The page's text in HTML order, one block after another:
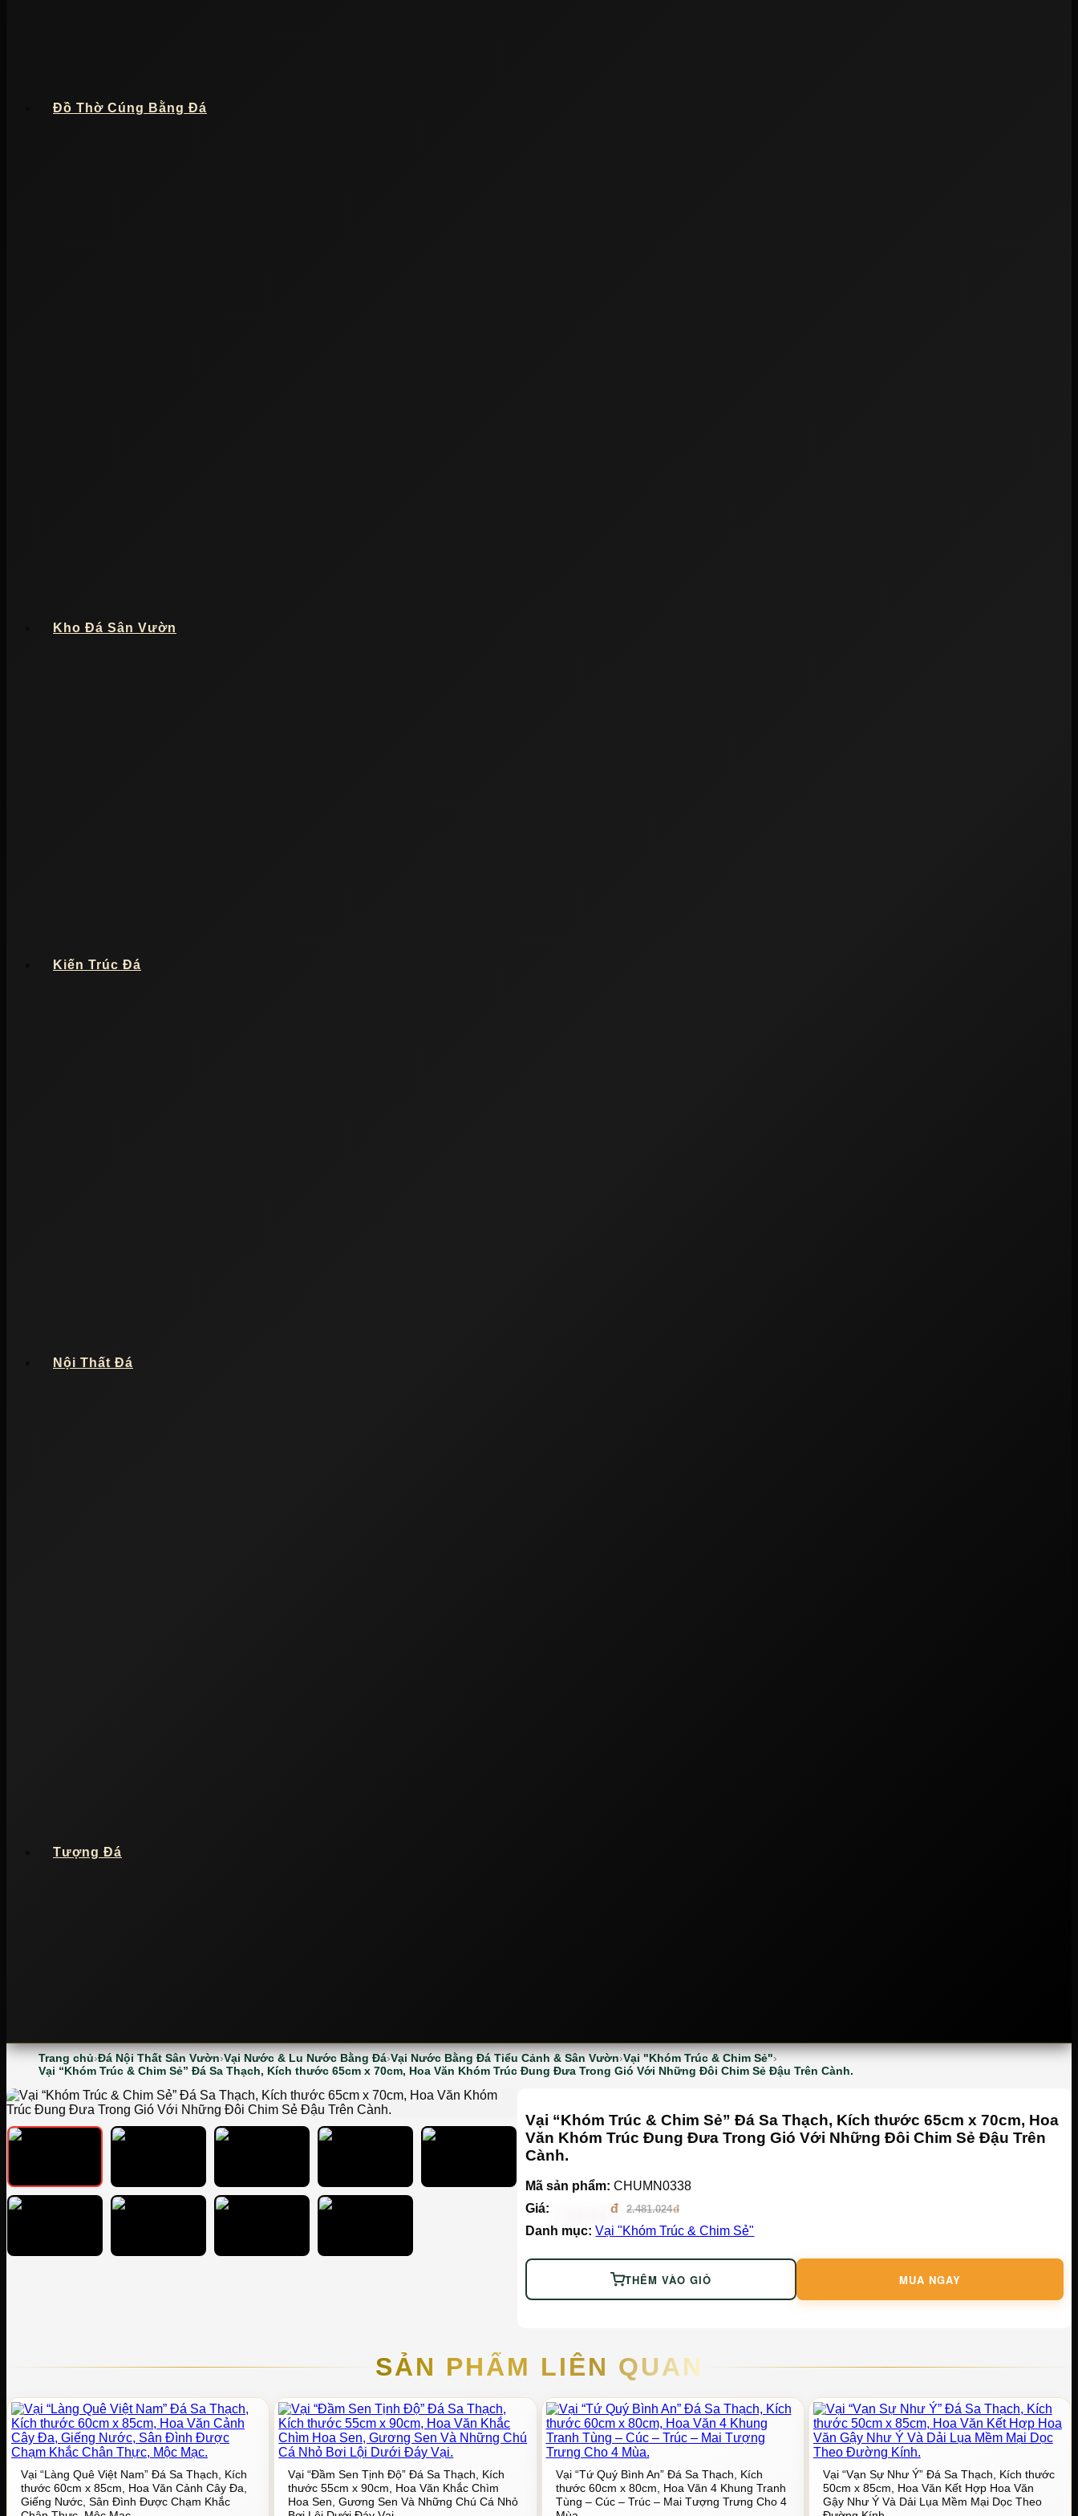
Đồ Thờ Cúng Bằng Đá
Kho Đá Sân Vườn
Kiến Trúc Đá
Nội Thất Đá
Tượng Đá
Trang chủ Đá Nội Thất Sân Vườn Vại Nước & Lu Nước Bằng Đá Vại Nước Bằng Đá Tiểu Cảnh & Sân Vườn Vại "Khóm Trúc & Chim Sẻ"
Vại “Khóm Trúc & Chim Sẻ” Đá Sa Thạch, Kích thước 65cm x 70cm, Hoa Văn Khóm Trúc Đung Đưa Trong Gió Với Những Đôi Chim Sẻ Đậu Trên Cành.
Vại “Khóm Trúc & Chim Sẻ” Đá Sa Thạch, Kích thước 65cm x 70cm, Hoa
Văn Khóm Trúc Đung Đưa Trong Gió Với Những Đôi Chim Sẻ Đậu Trên
Cành.
Mã sản phẩm: CHUMN0338
Giá:
2.481.024
Danh mục: Vại "Khóm Trúc & Chim Sẻ"
THÊM VÀO GIỎ MUA NGAY
SẢN PHẨM LIÊN QUAN
Vại “Làng Quê Việt Nam” Đá Sa Thạch, Kích
thước 60cm x 85cm, Hoa Văn Cảnh Cây Đa,
Giếng Nước, Sân Đình Được Chạm Khắc
Vại “Đầm Sen Tịnh Độ” Đá Sa Thạch, Kích
thước 55cm x 90cm, Hoa Văn Khắc Chìm
Hoa Sen, Gương Sen Và Những Chú Cá Nhỏ
Vại “Tứ Quý Bình An” Đá Sa Thạch, Kích
thước 60cm x 80cm, Hoa Văn 4 Khung Tranh
Tùng – Cúc – Trúc – Mai Tượng Trưng Cho 4
Vại “Vạn Sự Như Ý” Đá Sa Thạch, Kích thước
50cm x 85cm, Hoa Văn Kết Hợp Hoa Văn
Gậy Như Ý Và Dải Lụa Mềm Mại Dọc Theo